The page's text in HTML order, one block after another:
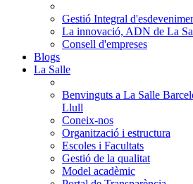
Gestió Integral
La innovació, ADN de La
Consell d'empreses
Blogs
La Salle
Benvinguts a La Salle
Llull
Coneix-nos
Organització i estructura
Escoles i Facultats
Gestió de la qualitat
Model acadèmic